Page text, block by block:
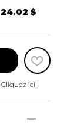
24.02 $
Cliquez ici